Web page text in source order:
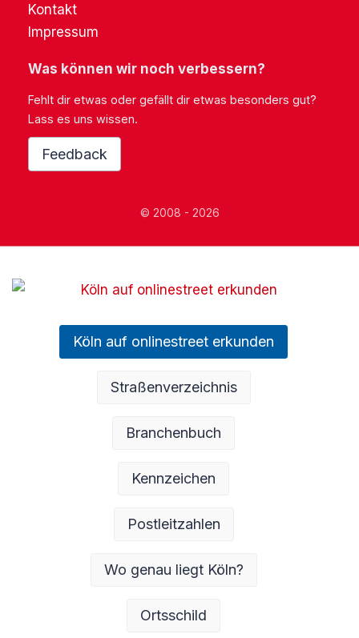
Kontakt
Impressum
Was können wir noch verbessern?
Fehlt dir etwas oder gefällt dir etwas besonders gut?
Lass es uns wissen.
Feedback
© 2008 - 2026
Köln auf onlinestreet erkunden
Straßenverzeichnis
Branchenbuch
Kennzeichen
Postleitzahlen
Wo genau liegt Köln?
Ortsschild